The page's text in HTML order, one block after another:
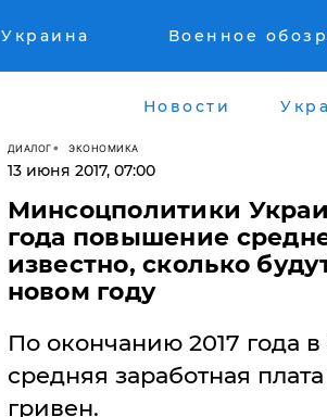
Украина Военное
Новости
ДИАЛОГ ЭКОНОМИКА
13 июня 2017, 07:00
Минсоцполитики
года повышение
известно, сколько
новом году
По окончанию 2017 года
средняя заработная
гривен.